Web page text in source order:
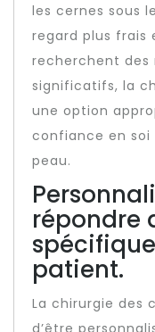
les cernes sous
regard plus frais
recherchent des
significatifs, la
une option
confiance en soi
peau.
répondre
patient.
La chirurgie des
d’être